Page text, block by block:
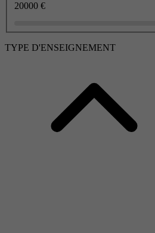
20000 €
TYPE D'ENSEIGNEMENT